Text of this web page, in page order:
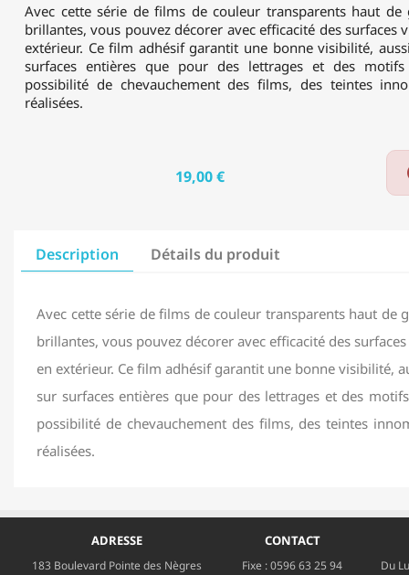
Avec cette série de films de couleur transparents haut
brillantes, vous pouvez décorer avec efficacité des surfaces
extérieur. Ce film adhésif garantit une bonne visibilité,
surfaces entières que pour des lettrages et des
possibilité de chevauchement des films, des teintes
réalisées.
19,00 €
Description Détails du produit
Avec cette série de films de couleur transparents haut de
brillantes, vous pouvez décorer avec efficacité des
en extérieur. Ce film adhésif garantit une bonne visibilité,
sur surfaces entières que pour des lettrages et des
possibilité de chevauchement des films, des teintes
réalisées.
ADRESSE
183 Boulevard Pointe des Nègres
CONTACT
Fixe :0596 63 25 94
Du